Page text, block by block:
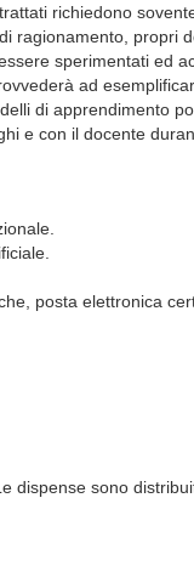
richiedono
ragionamento, propri
sperimentati ed
ad
di apprendimento
e con il docente
posta elettronica
dispense sono